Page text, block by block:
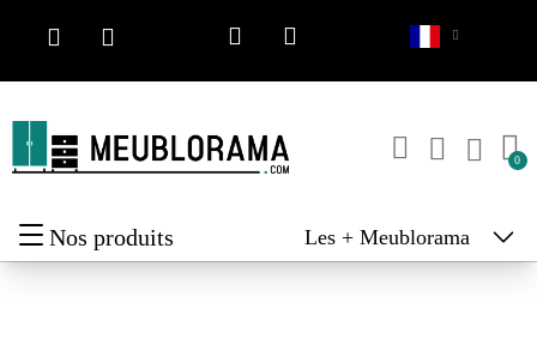
Nos produits Les + Meublorama